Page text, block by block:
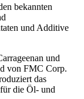
bekannten
und Additive
und
von FMC Corp.
das
die Öl- und